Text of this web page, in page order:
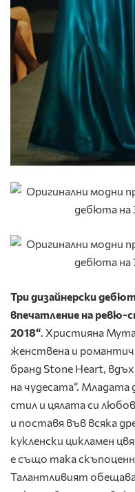
Три дизайнерски
впечатление на ревю-
2018“. Християна
женствена и
бранд Stone Heart,
на чудесата“. Младата
стил и цялата си
и поставя във всяка
кукленски цикламен
е също така
Талантливият